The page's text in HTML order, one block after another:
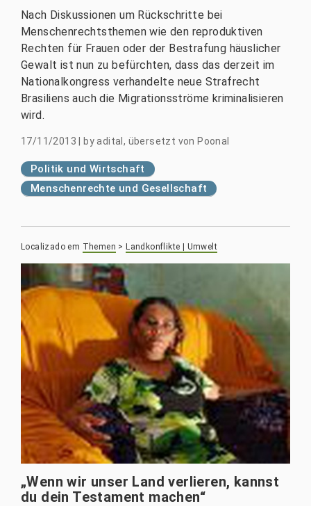
Nach Diskussionen um Rückschritte bei
Menschenrechtsthemen wie den reproduktiven
Rechten für Frauen oder der Bestrafung häuslicher
Gewalt ist nun zu befürchten, dass das derzeit im
Nationalkongress verhandelte neue Strafrecht
Brasiliens auch die Migrationsströme kriminalisieren
wird.
17/11/2013 byadital, übersetzt von Poonal
Politik und Wirtschaft
Menschenrechte und Gesellschaft
Localizado em Themen >Landkonflikte | Umwelt
„Wenn wir unser Land verlieren, kannst
du dein Testament machen“